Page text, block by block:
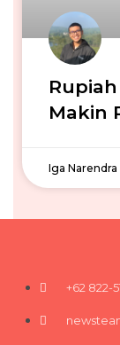
Makin
Iga Narendra
+62 822-